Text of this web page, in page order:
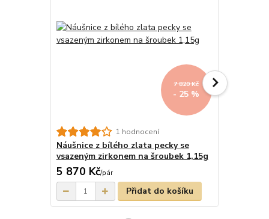
7 820 Kč
- 25 %
1 hodnocení
Náušnice z bílého zlata pecky se
vsazeným zirkonem na šroubek 1,15g
5 870 Kč/pár
Přidat do košíku